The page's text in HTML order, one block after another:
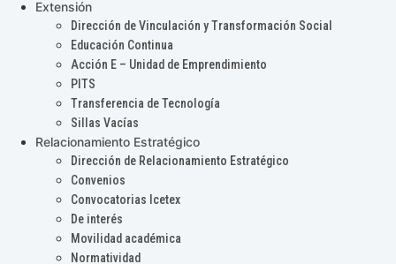
Extensión
Dirección de Vinculación y Transformación Social
Educación Continua
Acción E – Unidad de Emprendimiento
PITS
Transferencia de Tecnología
Sillas Vacías
Relacionamiento Estratégico
Dirección de Relacionamiento Estratégico
Convenios
Convocatorias Icetex
De interés
Movilidad académica
Normatividad